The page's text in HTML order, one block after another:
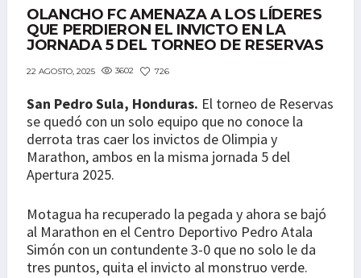
OLANCHO FC AMENAZA A LOS LÍDERES
QUE PERDIERON EL INVICTO EN LA
JORNADA 5 DEL TORNEO DE RESERVAS
22 AGOSTO, 2025 3602 726
San Pedro Sula, Honduras. El torneo de Reservas
se quedó con un solo equipo que no conoce la
derrota tras caer los invictos de Olimpia y
Marathon, ambos en la misma jornada 5 del
Apertura 2025.
Motagua ha recuperado la pegada y ahora se bajó
al Marathon en el Centro Deportivo Pedro Atala
Simón con un contundente 3-0 que no solo le da
tres puntos, quita el invicto al monstruo verde.